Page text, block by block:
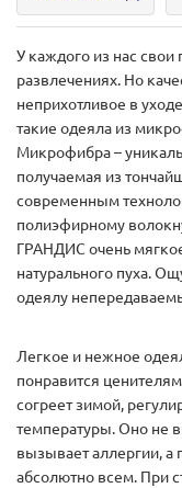
У каждого из нас свои
развлечениях. Но
неприхотливое в
такие одеяла из
Микрофибра –
получаемая из
современным
полиэфирному
ГРАНДИС очень
натурального пуха.
одеялу
Легкое и нежное
понравится
согреет зимой,
температуры. Оно не
вызывает аллергии, а
абсолютно всем. При